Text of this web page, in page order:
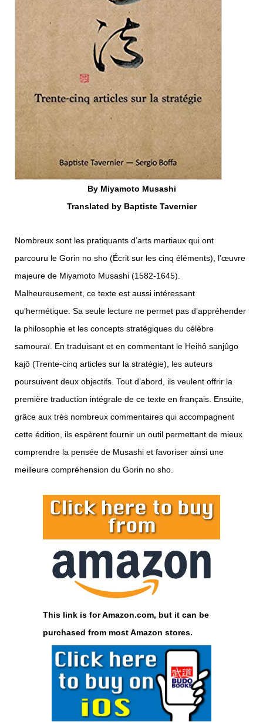
By Miyamoto Musashi
Translated by Baptiste Tavernier
Nombreux sont les pratiquants d’arts martiaux qui ont
parcouru le Gorin no sho (Écrit sur les cinq éléments), l’œuvre
majeure de Miyamoto Musashi (1582-1645).
Malheureusement, ce texte est aussi intéressant
qu’hermétique. Sa seule lecture ne permet pas d’appréhender
la philosophie et les concepts stratégiques du célèbre
samouraï. En traduisant et en commentant le Heihô sanjûgo
kajô (Trente-cinq articles sur la stratégie), les auteurs
poursuivent deux objectifs. Tout d’abord, ils veulent offrir la
première traduction intégrale de ce texte en français. Ensuite,
grâce aux très nombreux commentaires qui accompagnent
cette édition, ils espèrent fournir un outil permettant de mieux
comprendre la pensée de Musashi et favoriser ainsi une
meilleure compréhension du Gorin no sho.
This link is for Amazon.com, but it can be
purchased from most Amazon stores.